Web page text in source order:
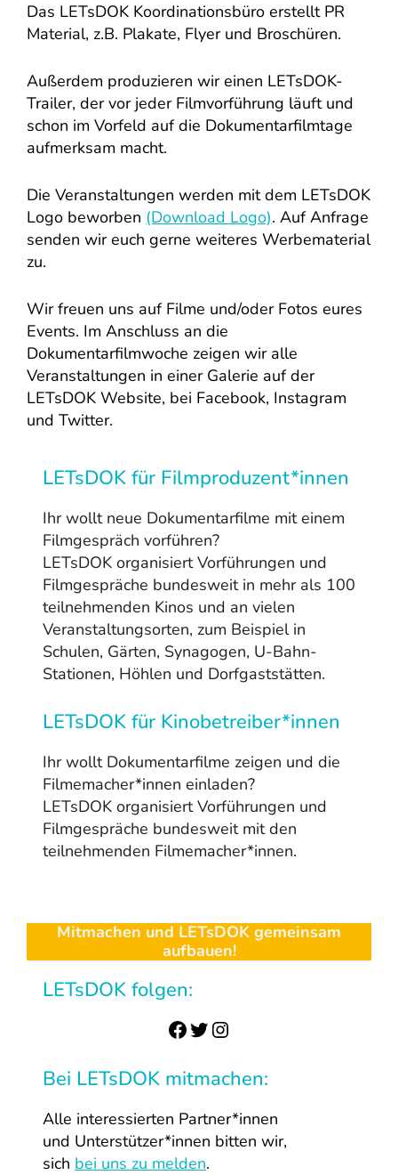
Das LETsDOK Koordinationsbüro erstellt PR
Material, z.B. Plakate, Flyer und Broschüren.
Außerdem produzieren wir einen LETsDOK-
Trailer, der vor jeder Filmvorführung läuft und
schon im Vorfeld auf die Dokumentarfilmtage
aufmerksam macht.
Die Veranstaltungen werden mit dem LETsDOK
Logo beworben (Download Logo). Auf Anfrage
senden wir euch gerne weiteres Werbematerial
zu.
Wir freuen uns auf Filme und/oder Fotos eures
Events. Im Anschluss an die
Dokumentarfilmwoche zeigen wir alle
Veranstaltungen in einer Galerie auf der
LETsDOK Website, bei Facebook, Instagram
und Twitter.
LETsDOK für Filmproduzent*innen
Ihr wollt neue Dokumentarfilme mit einem
Filmgespräch vorführen?
LETsDOK organisiert Vorführungen und
Filmgespräche bundesweit in mehr als 100
teilnehmenden Kinos und an vielen
Veranstaltungsorten, zum Beispiel in
Schulen, Gärten, Synagogen, U-Bahn-
Stationen, Höhlen und Dorfgaststätten.
LETsDOK für Kinobetreiber*innen
Ihr wollt Dokumentarfilme zeigen und die
Filmemacher*innen einladen?
LETsDOK organisiert Vorführungen und
Filmgespräche bundesweit mit den
teilnehmenden Filmemacher*innen.
Mitmachen und LETsDOK gemeinsam
aufbauen!
LETsDOK folgen:
Facebook
Twitter
Instagram
Bei LETsDOK mitmachen:
Alle interessierten Partner*innen
und Unterstützer*innen bitten wir,
sich bei uns zu melden.